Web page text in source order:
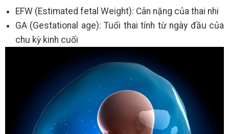
EFW (Estimated fetal Weight): Cân nặng của thai nhi
GA (Gestational age): Tuổi thai tính từ ngày đầu của
chu kỳ kinh cuối